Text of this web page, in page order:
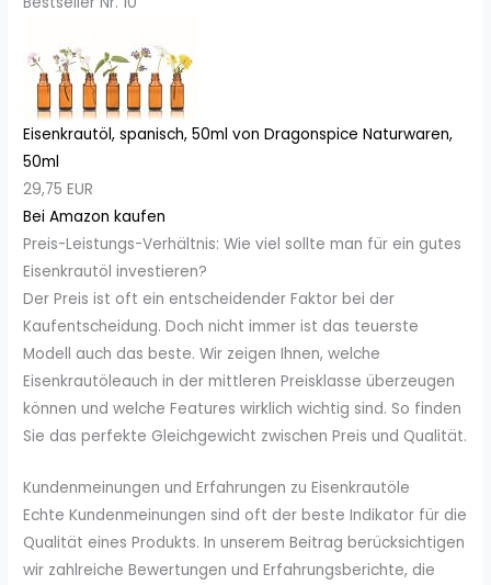
Eisenkrautöl, spanisch, 50ml von Dragonspice Naturwaren,
50ml
29,75 EUR
Bei Amazon kaufen
Preis-Leistungs-Verhältnis: Wie viel sollte man für ein gutes
Eisenkrautöl investieren?
Der Preis ist oft ein entscheidender Faktor bei der
Kaufentscheidung. Doch nicht immer ist das teuerste
Modell auch das beste. Wir zeigen Ihnen, welche
Eisenkrautöleauch in der mittleren Preisklasse überzeugen
können und welche Features wirklich wichtig sind. So finden
Sie das perfekte Gleichgewicht zwischen Preis und Qualität.
Kundenmeinungen und Erfahrungen zu Eisenkrautöle
Echte Kundenmeinungen sind oft der beste Indikator für die
Qualität eines Produkts. In unserem Beitrag berücksichtigen
wir zahlreiche Bewertungen und Erfahrungsberichte, die